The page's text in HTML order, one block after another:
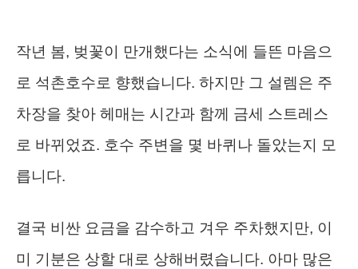
작년 봄, 벚꽃이 만개했다는 소식에 들뜬 마음으
로 석촌호수로 향했습니다. 하지만 그 설렘은 주
차장을 찾아 헤매는 시간과 함께 금세 스트레스
로 바뀌었죠. 호수 주변을 몇 바퀴나 돌았는지 모
릅니다.
결국 비싼 요금을 감수하고 겨우 주차했지만, 이
미 기분은 상할 대로 상해버렸습니다. 아마 많은